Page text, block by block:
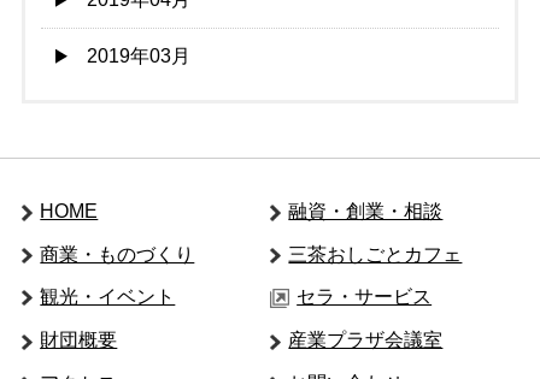
2019年03月
HOME 融資・創業・相談
商業・ものづくり 三茶おしごとカフェ
観光・イベント セラ・サービス
財団概要 産業プラザ会議室